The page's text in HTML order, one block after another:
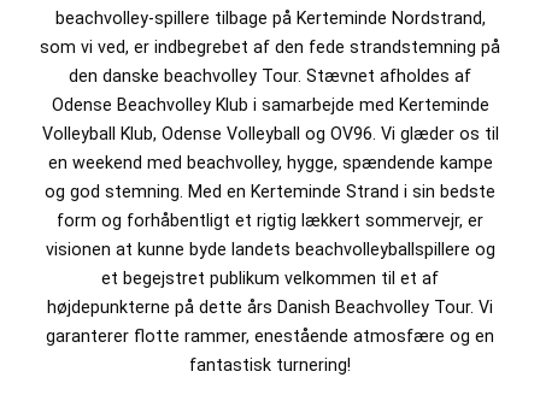
beachvolley-spillere tilbage på Kerteminde Nordstrand,
som vi ved, er indbegrebet af den fede strandstemning på
den danske beachvolley Tour. Stævnet afholdes af
Odense Beachvolley Klub i samarbejde med Kerteminde
Volleyball Klub, Odense Volleyball og OV96. Vi glæder os til
en weekend med beachvolley, hygge, spændende kampe
og god stemning. Med en Kerteminde Strand i sin bedste
form og forhåbentligt et rigtig lækkert sommervejr, er
visionen at kunne byde landets beachvolleyballspillere og
et begejstret publikum velkommen til et af
højdepunkterne på dette års Danish Beachvolley Tour. Vi
garanterer flotte rammer, enestående atmosfære og en
fantastisk turnering!